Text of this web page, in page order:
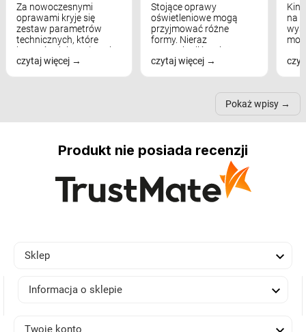
Za nowoczesnymi
oprawami kryje się
zestaw parametrów
technicznych, które
bezpośrednio wpływają
na komfort widzenia,
czytaj więcej
Stojące oprawy
oświetleniowe mogą
przyjmować różne
formy. Nieraz
wspominaliśmy już
modele na łukowych
nich może przydać się w
czytaj więcej
na
Pokaż wpisy
Produkt nie posiada recenzji
Sklep 
Informacja o sklepie 
Twoje konto